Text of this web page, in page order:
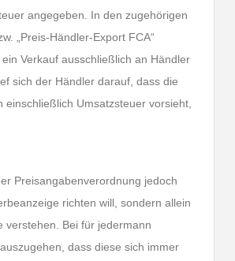
angegeben. In den zugehörigen
„Preis-Händler-Export FCA“
Verkauf ausschließlich an Händler
sich der Händler darauf, dass die
Umsatzsteuer vorsieht,
Preisangabenverordnung jedoch
richten will, sondern allein
verstehen. Bei für jedermann
dass diese sich immer